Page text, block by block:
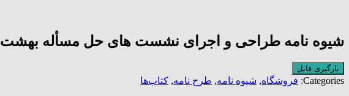
شیوه نامه طراحی و اجرای نشست های حل مسأله بهشت
بارگیری فایل
Categories: فروشگاه, شیوه نامه, طرح نامه, کتاب‌ها